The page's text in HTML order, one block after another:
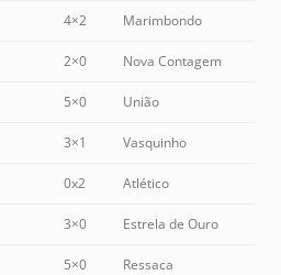
4×2 Marimbondo
2×0 Nova Contagem
5×0 União
3×1 Vasquinho
0x2 Atlético
3×0 Estrela de Ouro
5×0 Ressaca